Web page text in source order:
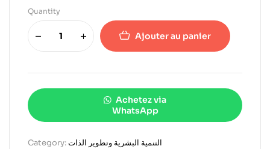
Quantity
Ajouter au panier
Achetez via
WhatsApp
Category:التنمية البشرية وتطوير الذات